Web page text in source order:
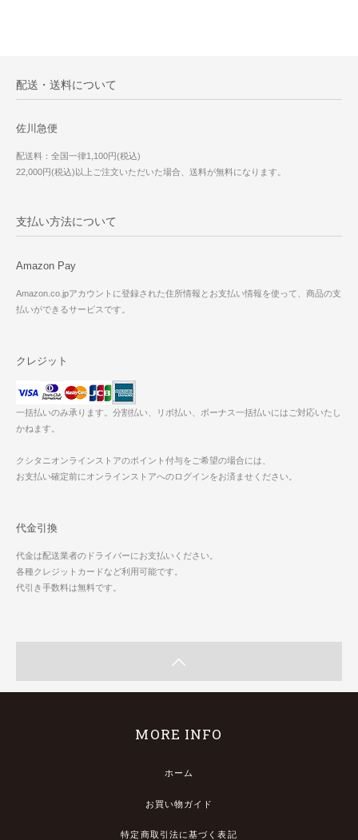
配送・送料について
佐川急便
配送料：全国一律1,100円(税込)
22,000円(税込)以上ご注文いただいた場合、送料が無料になります。
支払い方法について
Amazon Pay
Amazon.co.jpアカウントに登録された住所情報とお支払い情報を使って、商品の支
払いができるサービスです。
クレジット
一括払いのみ承ります。分割払い、リボ払い、ボーナス一括払いにはご対応いたし
かねます。
クシタニオンラインストアのポイント付与をご希望の場合には、
お支払い確定前にオンラインストアへのログインをお済ませください。
代金引換
代金は配送業者のドライバーにお支払いください。
各種クレジットカードなど利用可能です。
代引き手数料は無料です。
MORE INFO
ホーム
お買い物ガイド
特定商取引法に基づく表記